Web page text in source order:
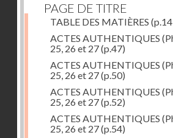
PAGE DE TITRE
TABLE DES MATIÈRES
ACTES AUTHENTIQUES
25, 26 et 27(p.47)
ACTES AUTHENTIQUES
25, 26 et 27(p.50)
ACTES AUTHENTIQUES
25, 26 et 27(p.52)
ACTES AUTHENTIQUES
25, 26 et 27(p.54)